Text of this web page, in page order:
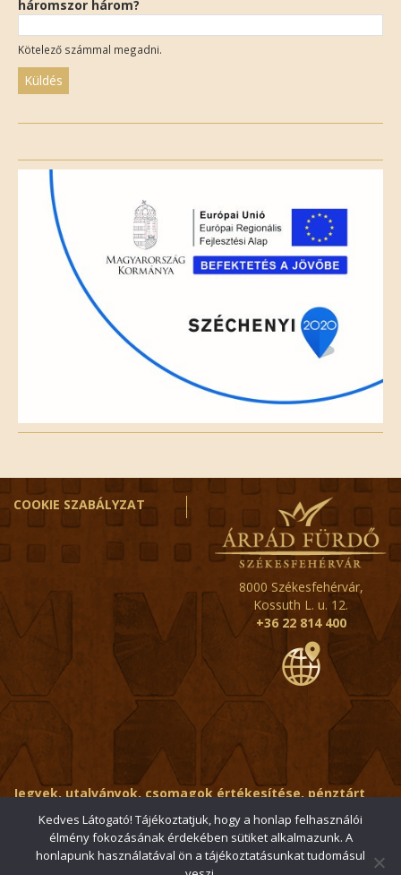
háromszor három?
Kötelező számmal megadni.
field
empty.
COOKIE SZABÁLYZAT
8000 Székesfehérvár,
Kossuth L. u. 12.
+36 22 814 400
Jegyek, utalványok, csomagok értékesítése, pénztárt
érintő kérdések:
ertekesito@fehervar-arpadfurdo.hu
Általános érdeklődés: info@fehervar-arpadfurdo.hu
Kedves Látogató! Tájékoztatjuk, hogy a honlap felhasználói
élmény fokozásának érdekében sütiket alkalmazunk. A
honlapunk használatával ön a tájékoztatásunkat tudomásul